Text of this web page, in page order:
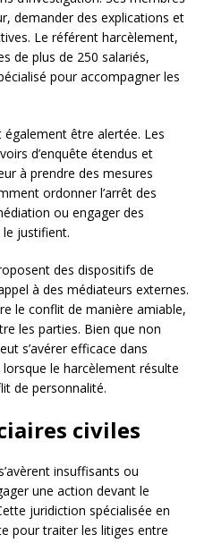
demander des explications et
Le référent harcèlement,
de plus de 250 salariés,
pour accompagner les
également être alertée. Les
d’enquête étendus et
à prendre des mesures
ordonner l’arrêt des
ou engager des
justifient.
des dispositifs de
à des médiateurs externes.
le conflit de manière amiable,
les parties. Bien que non
s’avérer efficace dans
le harcèlement résulte
de personnalité.
civiles
insuffisants ou
une action devant le
juridiction spécialisée en
pour traiter les litiges entre